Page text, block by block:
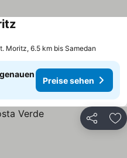
Moritz, 6.5 km bis Samedan
Preise sehen
Teilen